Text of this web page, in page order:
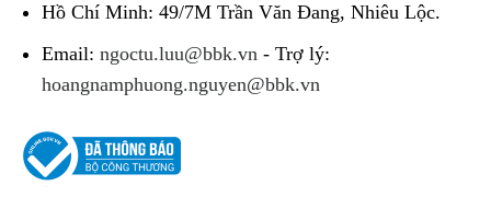
Hồ Chí Minh: 49/7M Trần Văn Đang, Nhiêu Lộc.
Email: ngoctu.luu@bbk.vn- Trợ lý:
hoangnamphuong.nguyen@bbk.vn